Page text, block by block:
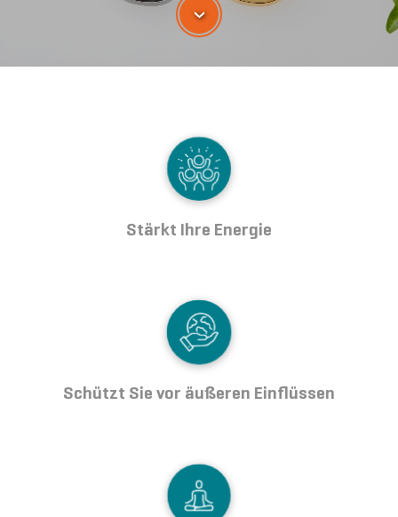
›
Stärkt Ihre Energie
Schützt Sie vor äußeren Einflüssen